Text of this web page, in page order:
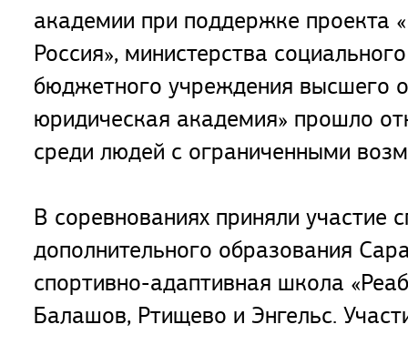
академии при поддержке проекта
Россия», министерства
бюджетного учреждения высшего
юридическая академия» прошло
среди людей с ограниченными
В соревнованиях приняли участие
дополнительного образования
спортивно-адаптивная школа
Балашов, Ртищево и Энгельс.